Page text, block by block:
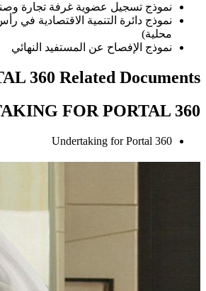
نموذج تسجيل عضوية غرفة تجارة
نموذج دائرة التنمية الاقتصادية في
محلية)
نموذج الإفصاح عن المستفيد النهائي
360 Related Documents
FOR PORTAL 360
Undertaking for Portal 360